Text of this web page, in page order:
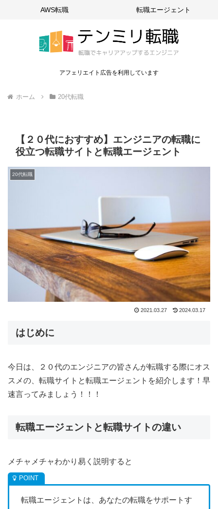
アフェリエイト広告を利用しています
AWS転職 転職エージェント
ホーム 20代転職
【２０代におすすめ】エンジニアの転職に
役立つ転職サイトと転職エージェント
20代転職
2021.03.27 2024.03.17
はじめに
今日は、２０代のエンジニアの皆さんが転職する際にオス
スメの、転職サイトと転職エージェントを紹介します！早
速言ってみましょう！！！
転職エージェントと転職サイトの違い
メチャメチャわかり易く説明すると
転職エージェントは、あなたの転職をサポートす